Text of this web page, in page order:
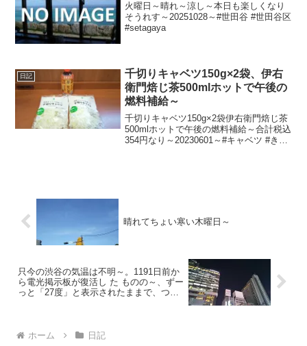
火曜日～晴れ～涼し～本日も楽しくなり
そうれす～20251028～#世田谷 #世田谷区
#setagaya
日記
千切りキャベツ150g×2袋、伊右
衛門焙じ茶500mlホットで午後の
燃料補給～
千切りキャベツ150g×2袋伊右衛門焙じ茶
500mlホットで午後の燃料補給～合計税込
354円なり～20230601～#キャベツ #きゃ
晴れてちょい寒い木曜日～
只今の渋谷の気温は不明～。1191日前か
ら電光掲示板が復活し た ものの～、ずー
っと「27度」と表示されたままで、つい
ホーム 日記